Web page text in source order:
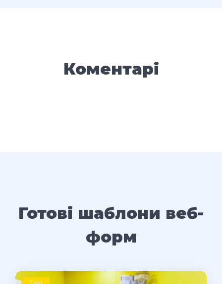
Коментарі
Готові шаблони веб-
форм
Gold